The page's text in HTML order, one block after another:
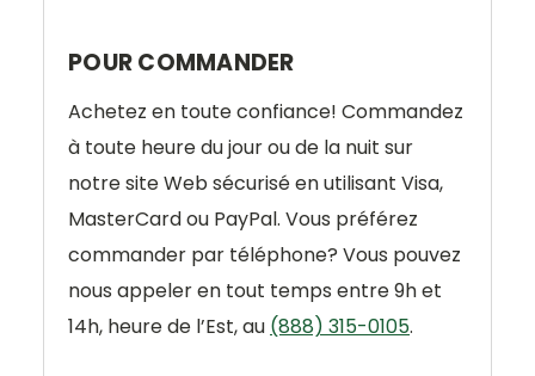
POUR COMMANDER
Achetez en toute confiance! Commandez
à toute heure du jour ou de la nuit sur
notre site Web sécurisé en utilisant Visa,
MasterCard ou PayPal. Vous préférez
commander par téléphone? Vous pouvez
nous appeler en tout temps entre 9h et
14h, heure de l’Est, au (888) 315-0105.